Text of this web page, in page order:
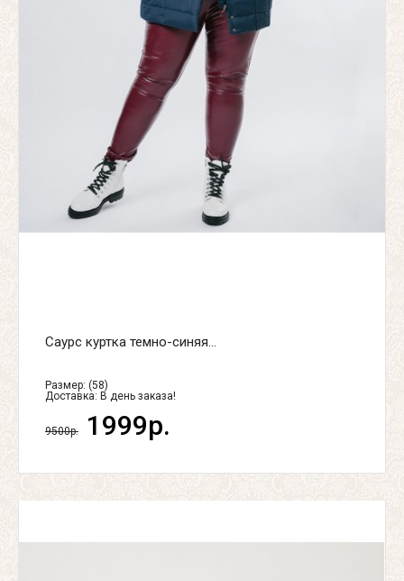
Саурс куртка темно-синяя...
Размер: (58)
Доставка: В день заказа!
9500р. 1999р.